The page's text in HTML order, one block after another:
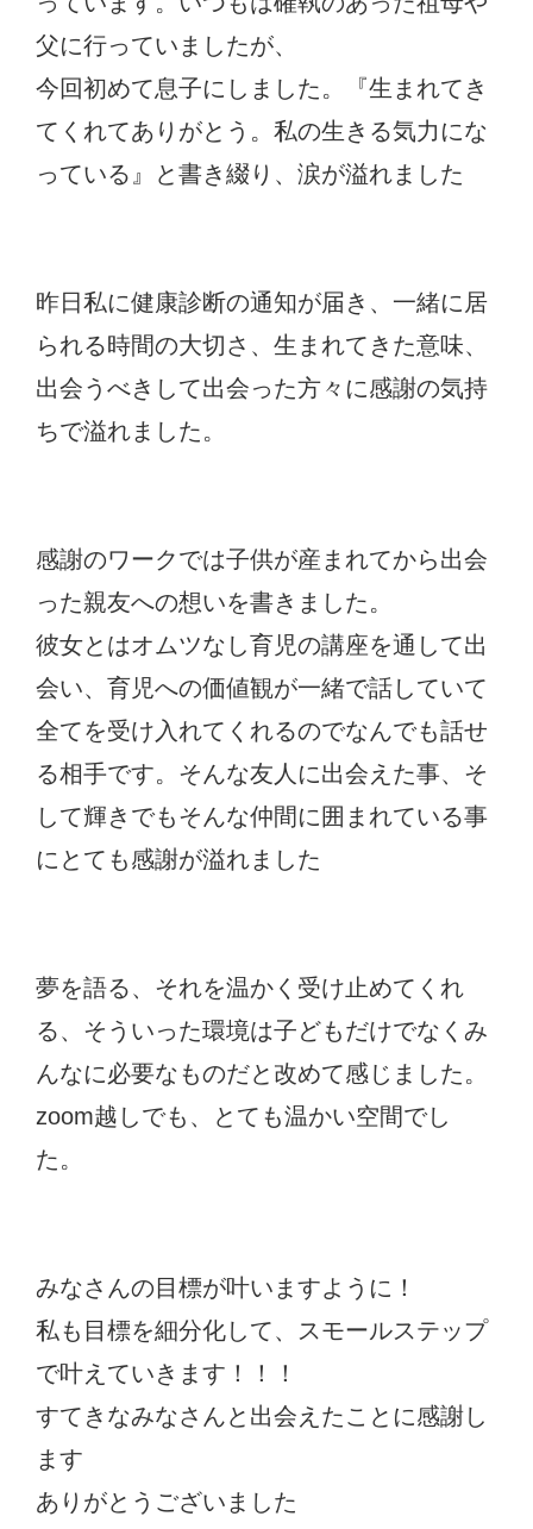
父に行っていましたが、
今回初めて息子にしました。『生まれてき
てくれてありがとう。私の生きる気力にな
っている』と書き綴り、涙が溢れました
昨日私に健康診断の通知が届き、一緒に居
られる時間の大切さ、生まれてきた意味、
出会うべきして出会った方々に感謝の気持
ちで溢れました。
感謝のワークでは子供が産まれてから出会
った親友への想いを書きました。
彼女とはオムツなし育児の講座を通して出
会い、育児への価値観が一緒で話していて
全てを受け入れてくれるのでなんでも話せ
る相手です。そんな友人に出会えた事、そ
して輝きでもそんな仲間に囲まれている事
にとても感謝が溢れました
夢を語る、それを温かく受け止めてくれ
る、そういった環境は子どもだけでなくみ
んなに必要なものだと改めて感じました。
zoom越しでも、とても温かい空間でし
た。
みなさんの目標が叶いますように！
私も目標を細分化して、スモールステップ
で叶えていきます！！！
すてきなみなさんと出会えたことに感謝し
ます
ありがとうございました